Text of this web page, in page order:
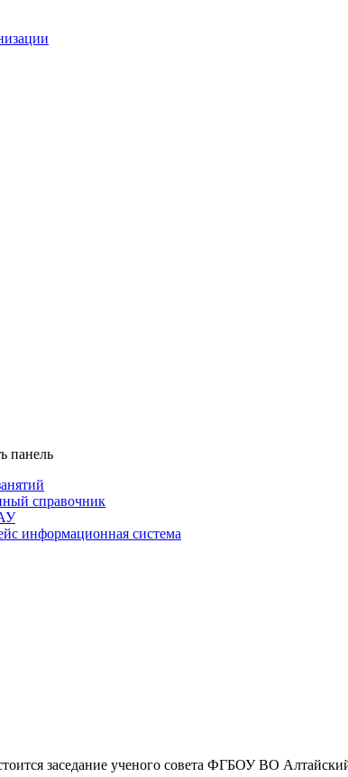
панель
справочник
информационная система
заседание​ ученого совета ​ФГБОУ ВО